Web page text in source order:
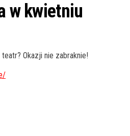
w kwietniu
Okazji nie zabraknie!